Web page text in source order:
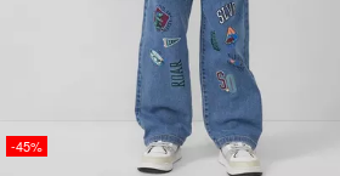
-45%